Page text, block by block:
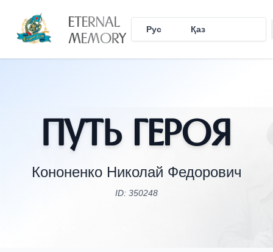
ETERNAL
MEMORY Рус Қаз
Путь Героя
Кононенко Николай Федорович
ID: 350248